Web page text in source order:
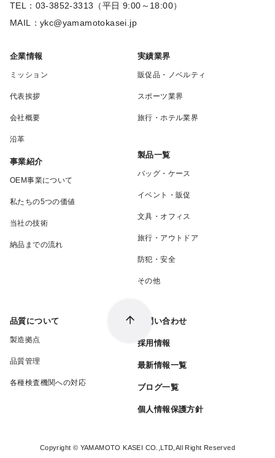
TEL：03-3852-3313（平日 9:00～18:00）
MAIL：ykc@yamamotokasei.jp
企業情報
ミッション
代表挨拶
会社概要
沿革
事業紹介
OEM事業について
私たちの5つの価値
当社の技術
納品までの流れ
実績業界
販促品・ノベルティ
スポーツ業界
旅行・ホテル業界
製品一覧
バッグ・ケース
イベント・販促
文具・オフィス
旅行・アウトドア
防犯・安全
その他
品質について
製造拠点
品質管理
各種検査機関への対応
お問い合わせ
採用情報
最新情報一覧
ブログ一覧
個人情報保護方針
Copyright © YAMAMOTO KASEI CO.,LTD,All Right Reserved